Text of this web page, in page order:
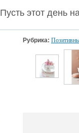
Пусть этот день
Рубрика: